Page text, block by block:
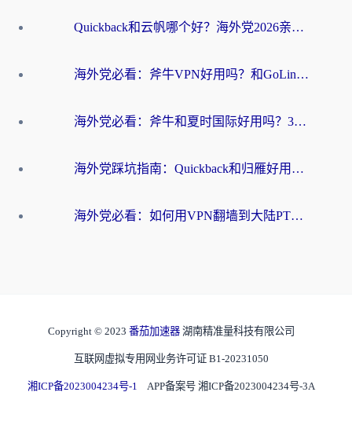
Quickback和云帆哪个好？海外党2026亲测指南：选对加速器大陆工具，无缝刷国内剧玩国服
海外党必看：斧牛VPN好用吗？和GoLinkVPN对比哪个回国效果更好？
海外党必看：斧牛和夏时国际好用吗？3步选对回国加速器，无缝刷国内资源
海外党踩坑指南：Quickback和归雁好用吗？选对加速器才能无缝刷国内资源
海外党必看：如何用VPN翻墙到大陆PTT？一篇解决你所有回国加速痛点
Copyright © 2023 番茄加速器 湖南精准量科技有限公司
互联网虚拟专用网业务许可证 B1-20231050
湘ICP备2023004234号-1 APP备案号 湘ICP备2023004234号-3A